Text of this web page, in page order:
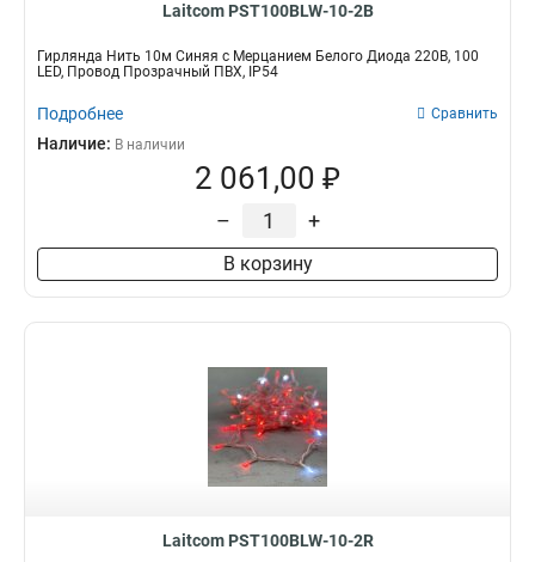
Laitcom PST100BLW-10-2B
Гирлянда Нить 10м Синяя с Мерцанием Белого Диода 220В, 100
LED, Провод Прозрачный ПВХ, IP54
Подробнее Сравнить
Наличие: В наличии
2 061,00 ₽
– +
В корзину
Laitcom PST100BLW-10-2R